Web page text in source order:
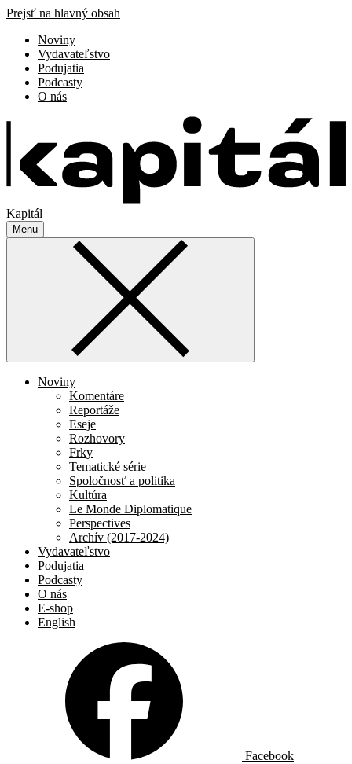
Prejsť na hlavný obsah
Noviny
Vydavateľstvo
Podujatia
Podcasty
O nás
Kapitál
Menu
Noviny
Komentáre
Reportáže
Eseje
Rozhovory
Frky
Tematické série
Spoločnosť a politika
Kultúra
Le Monde Diplomatique
Perspectives
Archív (2017-2024)
Vydavateľstvo
Podujatia
Podcasty
O nás
E-shop
English
Facebook